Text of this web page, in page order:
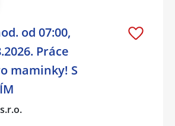
od 07:00,
Práce
maminky! S